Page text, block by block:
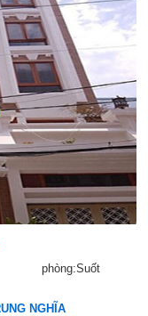
phòng:Suốt
NGHĨA